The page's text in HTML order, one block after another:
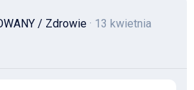
/ Zdrowie · 13 kwietnia